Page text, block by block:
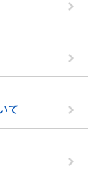
て